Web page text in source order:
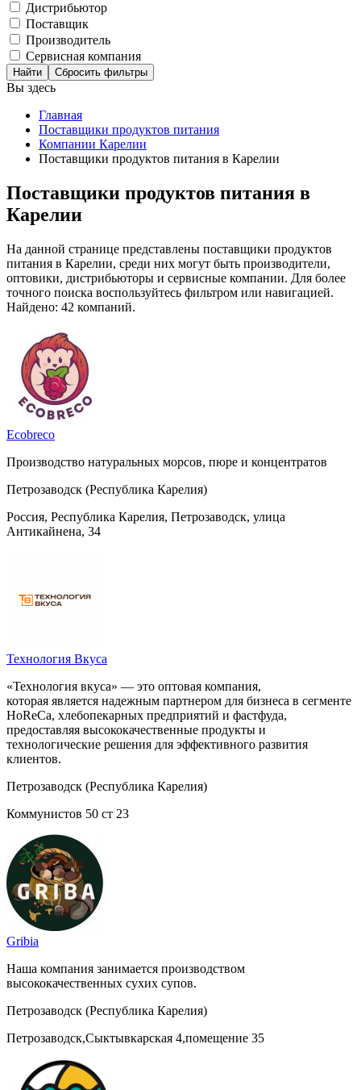
Дистрибьютор
Поставщик
Производитель
Сервисная компания
Сбросить фильтры
Вы здесь
Главная
Поставщики продуктов питания
Компании Карелии
Поставщики продуктов питания в Карелии
Поставщики продуктов питания в
Карелии
На данной странице представлены поставщики продуктов
питания в Карелии, среди них могут быть производители,
оптовики, дистрибьюторы и сервисные компании. Для более
точного поиска воспользуйтесь фильтром или навигацией.
Найдено: 42 компаний.
Ecobreco
Производство натуральных морсов, пюре и концентратов
Петрозаводск (Республика Карелия)
Россия, Республика Карелия, Петрозаводск, улица
Антикайнена, 34
Технология Вкуса
«Технология вкуса» — это оптовая компания,
которая является надежным партнером для бизнеса в сегменте
HoReCa, хлебопекарных предприятий и фастфуда,
предоставляя высококачественные продукты и
технологические решения для эффективного развития
клиентов.
Петрозаводск (Республика Карелия)
Коммунистов 50 ст 23
Gribia
Наша компания занимается производством
высококачественных сухих супов.
Петрозаводск (Республика Карелия)
Петрозаводск,Сыктывкарская 4,помещение 35